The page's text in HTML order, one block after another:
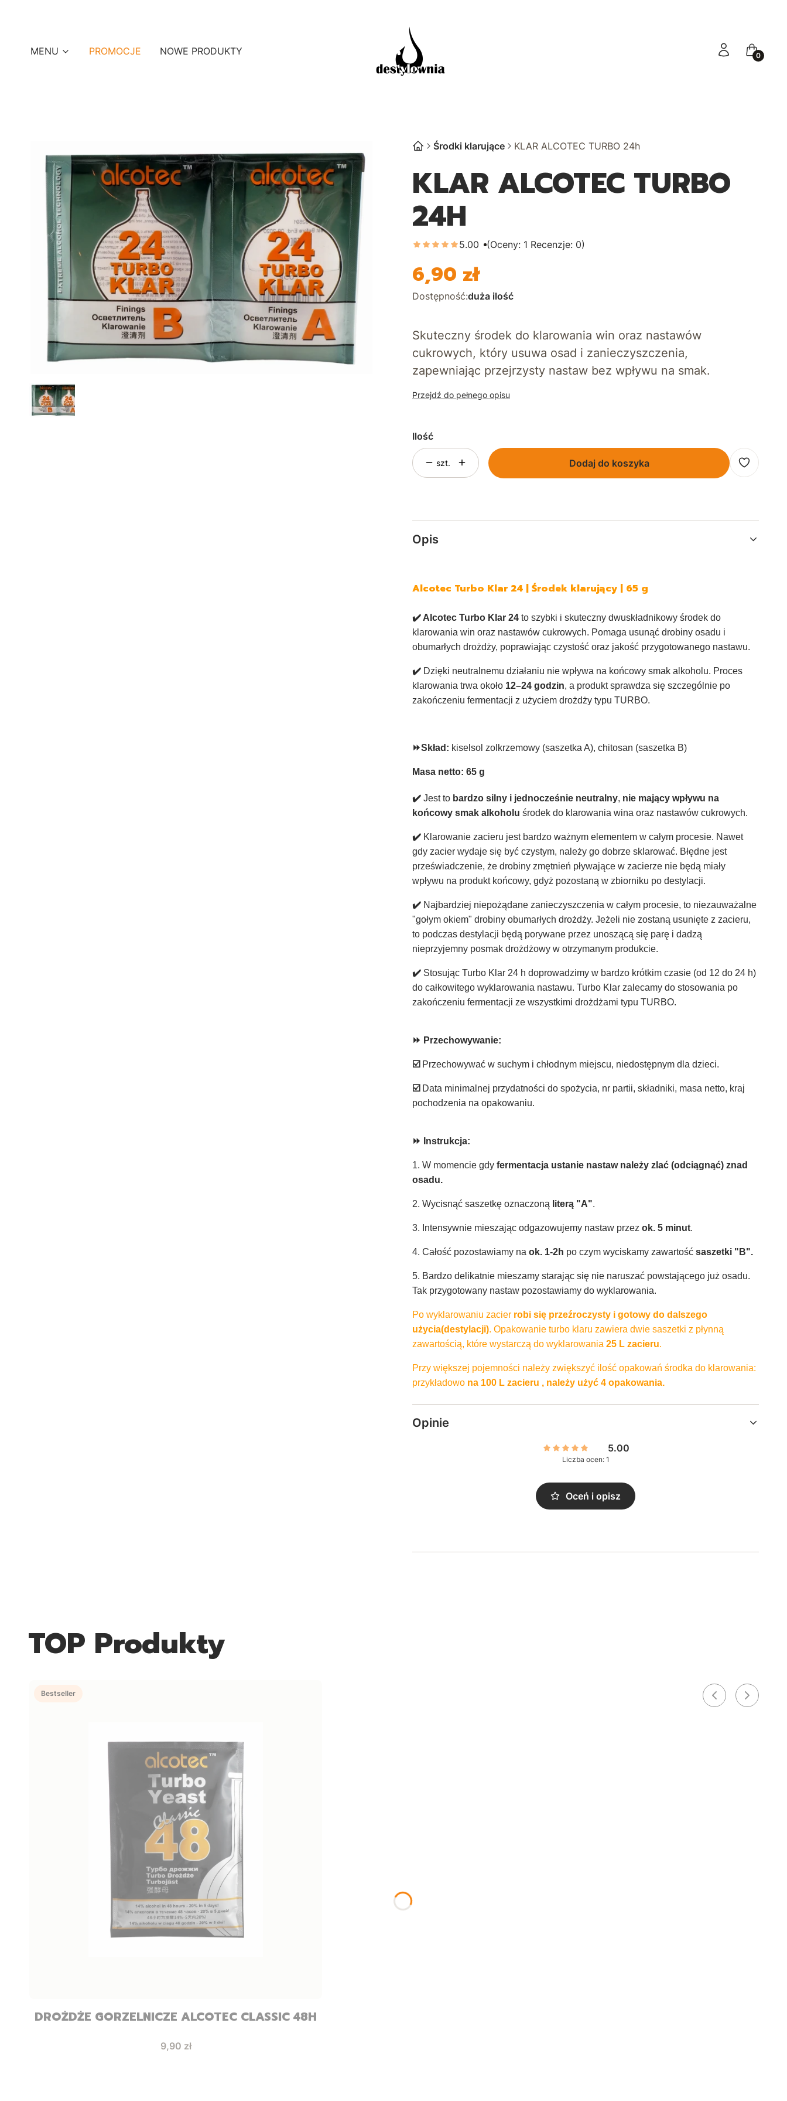
MENU PROMOCJE NOWE PRODUKTY Zaloguj sięKoszyk
Środki klarujące KLAR ALCOTEC TURBO 24h
KLAR ALCOTEC TURBO
24H
5.00 (Oceny: 1 Recenzje: 0)
Cena
6,90 zł
Dostępność:duża ilość
Skuteczny środek do klarowania win oraz nastawów
cukrowych, który usuwa osad i zanieczyszczenia,
zapewniając przejrzysty nastaw bez wpływu na smak.
Przejdź do pełnego opisu
Ilość
szt. Dodaj do koszyka
Opis
Alcotec Turbo Klar 24 | Środek klarujący | 65 g
✔️ Alcotec Turbo Klar 24 to szybki i skuteczny dwuskładnikowy środek do
klarowania win oraz nastawów cukrowych. Pomaga usunąć drobiny osadu i
obumarłych drożdży, poprawiając czystość oraz jakość przygotowanego nastawu.
✔️ Dzięki neutralnemu działaniu nie wpływa na końcowy smak alkoholu. Proces
klarowania trwa około 12–24 godzin, a produkt sprawdza się szczególnie po
zakończeniu fermentacji z użyciem drożdży typu TURBO.
⏩Skład: kiselsol zolkrzemowy (saszetka A), chitosan (saszetka B)
Masa netto: 65 g
✔️ Jest to bardzo silny i jednocześnie neutralny, nie mający wpływu na
końcowy smak alkoholu środek do klarowania wina oraz nastawów cukrowych.
✔️ Klarowanie zacieru jest bardzo ważnym elementem w całym procesie. Nawet
gdy zacier wydaje się być czystym, należy go dobrze sklarować. Błędne jest
przeświadczenie, że drobiny zmętnień pływające w zacierze nie będą miały
wpływu na produkt końcowy, gdyż pozostaną w zbiorniku po destylacji.
✔️ Najbardziej niepożądane zanieczyszczenia w całym procesie, to niezauważalne
"gołym okiem" drobiny obumarłych drożdży. Jeżeli nie zostaną usunięte z zacieru,
to podczas destylacji będą porywane przez unoszącą się parę i dadzą
nieprzyjemny posmak drożdżowy w otrzymanym produkcie.
✔️ Stosując Turbo Klar 24 h doprowadzimy w bardzo krótkim czasie (od 12 do 24 h)
do całkowitego wyklarowania nastawu. Turbo Klar zalecamy do stosowania po
zakończeniu fermentacji ze wszystkimi drożdżami typu TURBO.
⏩ Przechowywanie:
☑️ Przechowywać w suchym i chłodnym miejscu, niedostępnym dla dzieci.
☑️ Data minimalnej przydatności do spożycia, nr partii, składniki, masa netto, kraj
pochodzenia na opakowaniu.
⏩ Instrukcja:
1. W momencie gdy fermentacja ustanie nastaw należy zlać (odciągnąć) znad
osadu.
2. Wycisnąć saszetkę oznaczoną literą "A".
3. Intensywnie mieszając odgazowujemy nastaw przez ok. 5 minut.
4. Całość pozostawiamy na ok. 1-2h po czym wyciskamy zawartość saszetki "B".
5. Bardzo delikatnie mieszamy starając się nie naruszać powstającego już osadu.
Tak przygotowany nastaw pozostawiamy do wyklarowania.
Po wyklarowaniu zacier robi się przeźroczysty i gotowy do dalszego
użycia(destylacji). Opakowanie turbo klaru zawiera dwie saszetki z płynną
zawartością, które wystarczą do wyklarowania 25 L zacieru.
Przy większej pojemności należy zwiększyć ilość opakowań środka do klarowania:
przykładowo na 100 L zacieru , należy użyć 4 opakowania.
Opinie
5.00
Liczba ocen: 1
Oceń i opisz
TOP Produkty
Bestseller
DROŻDŻE GORZELNICZE ALCOTEC CLASSIC 48H
Cena
9,90 zł